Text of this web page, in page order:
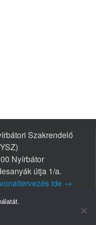
Szakrendelő
Nyírbátor
útja 1/a.
ide →